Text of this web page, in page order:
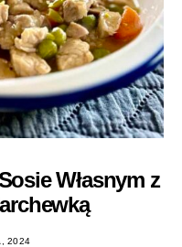
Własnym z
2024